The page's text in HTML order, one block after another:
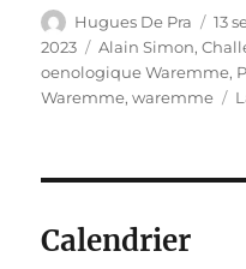
Auteur
Hugues De Pra
le
13
2023
Étiquettes
Alain Simon,
oenologique Waremme,
Waremme,waremme
Calendrier